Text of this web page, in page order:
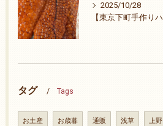
2025/10/28
タグ Tags
お土産 お歳暮 通販 浅草 上野